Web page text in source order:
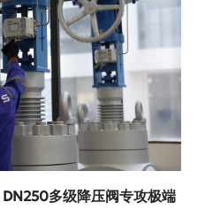
多级降压阀专攻极端